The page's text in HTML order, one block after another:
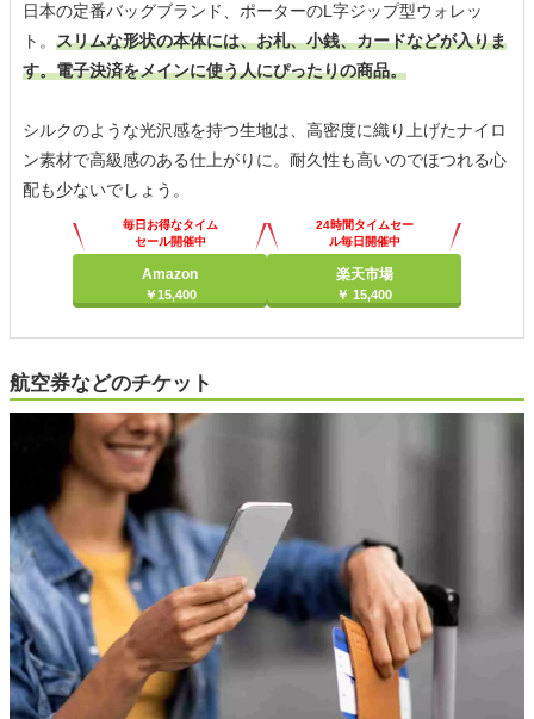
日本の定番バッグブランド、ポーターのL字ジップ型ウォレッ
ト。 スリムな形状の本体には、お札、小銭、カードなどが入りま
す。電子決済をメインに使う人にぴったりの商品。
シルクのような光沢感を持つ生地は、高密度に織り上げたナイロ
ン素材で高級感のある仕上がりに。耐久性も高いのでほつれる心
配も少ないでしょう。
毎日お得なタイム
セール開催中
Amazon
￥15,400
24時間タイムセー
ル毎日開催中
楽天市場
￥ 15,400
航空券などのチケット